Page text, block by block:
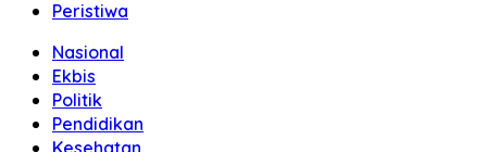
Peristiwa
Nasional
Ekbis
Politik
Pendidikan
Kesehatan